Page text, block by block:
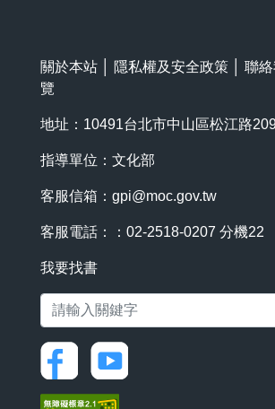
關於本站 隱私權及安全政策 聯
覽
地址：10491台北市中山區松江路
指導單位：文化部
客服信箱： gpi@moc.gov.tw
客服電話：：02-2518-0207 分機22
我要找書